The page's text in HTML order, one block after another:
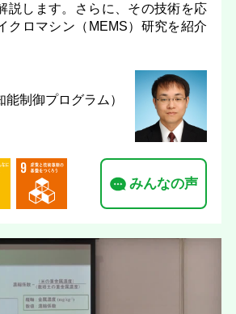
説します。さらに、その技術を応
クロマシン（MEMS）研究を紹介
制御プログラム）
みんなの声